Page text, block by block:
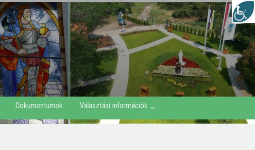
Dokumentumok Választási információk